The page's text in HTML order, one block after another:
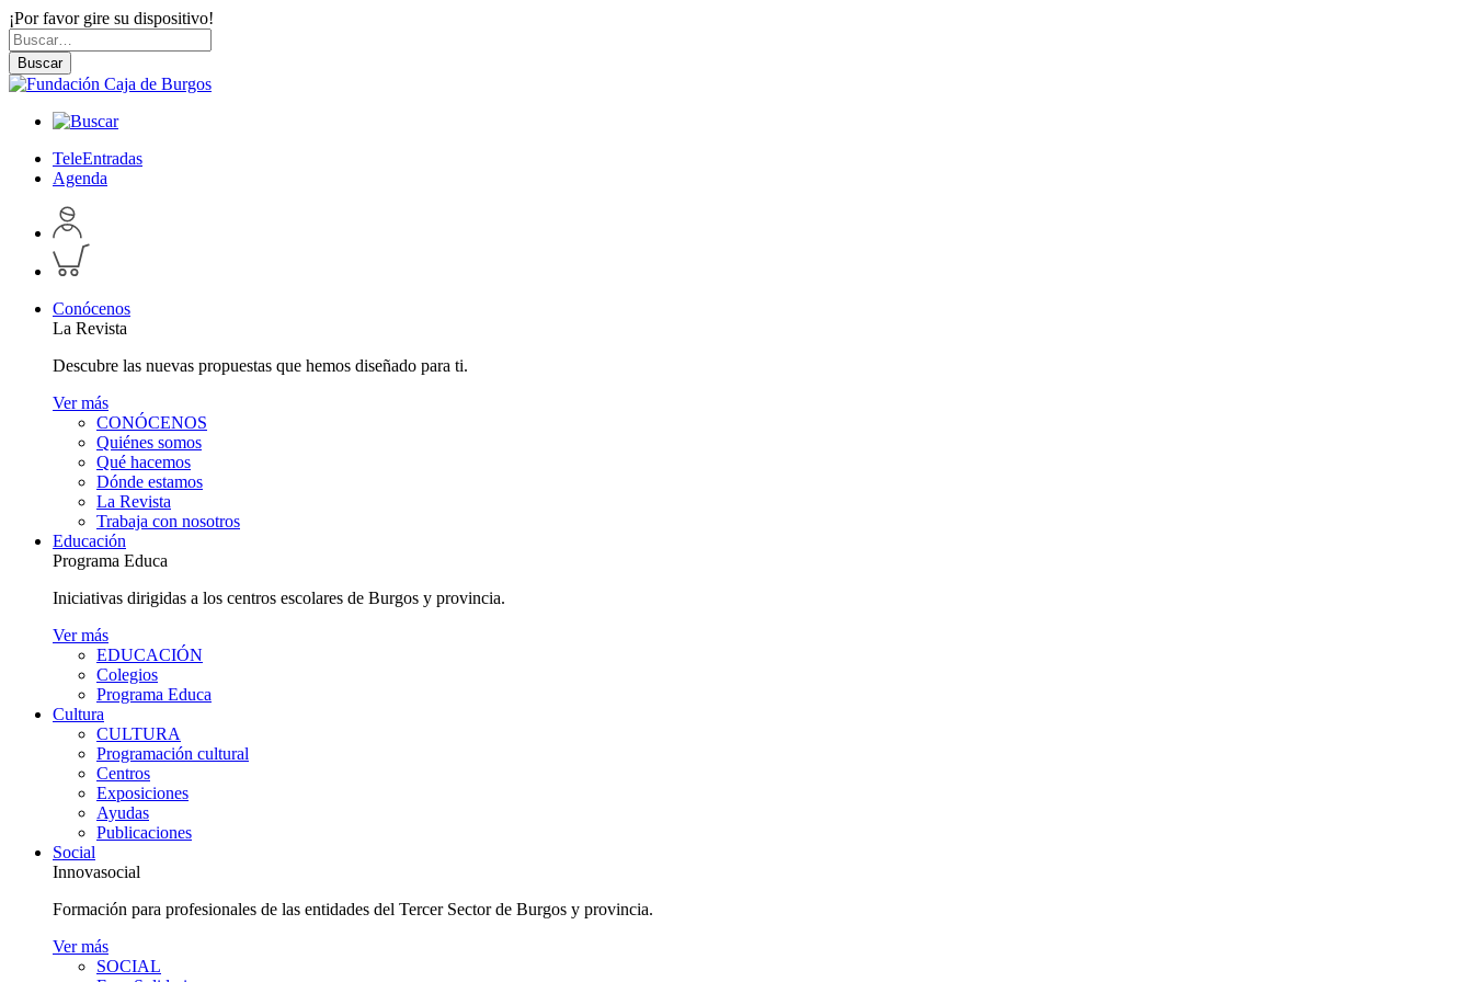
¡Por favor gire su dispositivo!
Skip
to
content
Buscar
por:Buscar
TeleEntradas
Agenda
Acceder
a
perfil
personal
Inspeccionar
carrito
Conócenos
La Revista
Descubre las nuevas propuestas que hemos diseñado para ti.
Ver más
CONÓCENOS
Quiénes somos
Qué hacemos
Dónde estamos
La Revista
Trabaja con nosotros
Educación
Programa Educa
Iniciativas dirigidas a los centros escolares de Burgos y provincia.
Ver más
EDUCACIÓN
Colegios
Programa Educa
Cultura
CULTURA
Programación cultural
Centros
Exposiciones
Ayudas
Publicaciones
Social
Innovasocial
Formación para profesionales de las entidades del Tercer Sector de Burgos y provincia.
Ver más
SOCIAL